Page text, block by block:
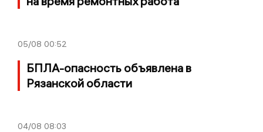
05/08 00:52
БПЛА-опасность объявлена в
Рязанской области
04/08 08:03